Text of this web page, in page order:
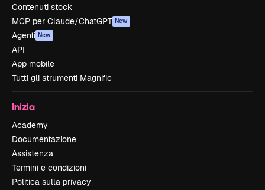
Contenuti stock
MCP per Claude/ChatGPT New
Agenti New
API
App mobile
Tutti gli strumenti Magnific
Inizia
Academy
Documentazione
Assistenza
Termini e condizioni
Politica sulla privacy